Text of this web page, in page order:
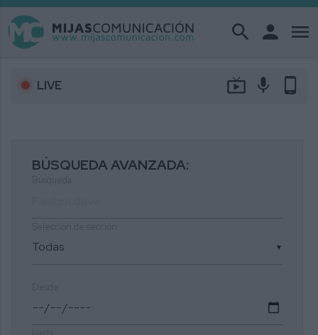
search person menu
LIVE live_tv mic phone_android
BÚSQUEDA AVANZADA:
▼